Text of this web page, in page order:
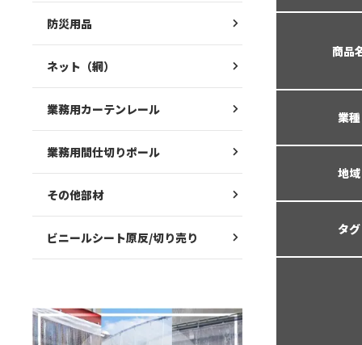
防災用品
ネット（網）
業務用カーテンレール
業務用間仕切りポール
その他部材
ビニールシート原反/切り売り
商品
業種
地域
タグ